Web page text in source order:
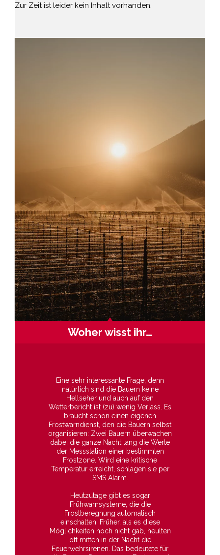
Zur Zeit ist leider kein Inhalt vorhanden.
Woher wisst ihr…
Eine sehr interessante Frage, denn
natürlich sind die Bauern keine
Hellseher und auch auf den
Wetterbericht ist (zu) wenig Verlass. Es
braucht schon einen eigenen
Frostwarndienst, den die Bauern selbst
organisieren: Zwei Bauern überwachen
dabei die ganze Nacht lang die Werte
der Messstation einer bestimmten
Frostzone. Wird eine kritische
Temperatur erreicht, schlagen sie per
SMS Alarm.
Heutzutage gibt es sogar
Frühwarnsysteme, die die
Frostberegnung automatisch
einschalten. Früher, als es diese
Möglichkeiten noch nicht gab, heulten
oft mitten in der Nacht die
Feuerwehrsirenen. Das bedeutete für